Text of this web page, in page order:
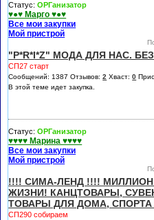
Статус:ОРГанизатор
♥●♥ Марго ♥●♥
Все мои закупки
Мой пристрой
"P*R*I*Z" МОДА ДЛЯ НАС.
СП27 старт
Сообщений: 1387 Отзывов:2 Хваст:0
В этой теме идет закупка.
Статус:ОРГанизатор
♥♥♥♥ Марина ♥♥♥♥
Все мои закупки
Мой пристрой
!!!! СИМА-ЛЕНД !!!!
ЖИЗНИ! КАНЦТОВАРЫ,
ТОВАРЫ ДЛЯ ДОМА,
СП290 собираем